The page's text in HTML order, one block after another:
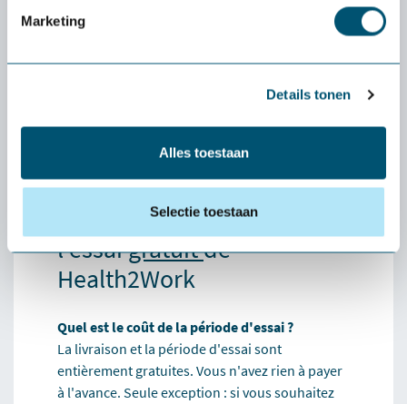
Marketing
Details tonen
Alles toestaan
Selectie toestaan
Découvrez si un produit
vous convient vraiment :
l'essaigratuitde
Health2Work
Quel est le coût de la période d'essai ?
La livraison et la période d'essai sont
entièrement gratuites. Vous n'avez rien à payer
à l'avance. Seule exception : si vous souhaitez